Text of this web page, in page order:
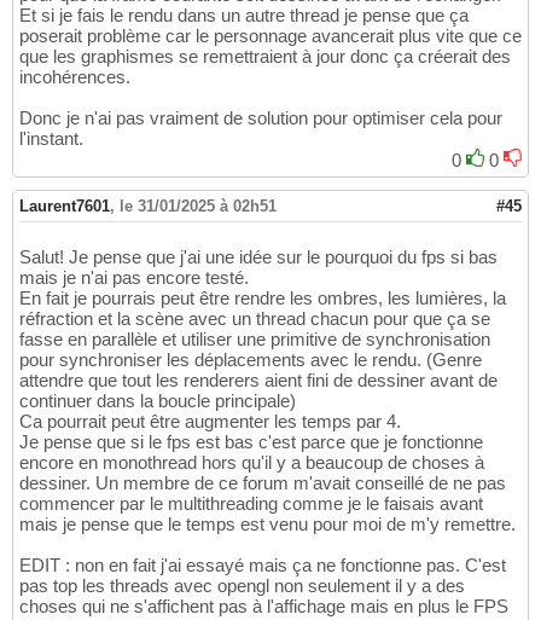
Et si je fais le rendu dans un autre thread je pense que ça
poserait problème car le personnage avancerait plus vite que ce
que les graphismes se remettraient à jour donc ça créerait des
incohérences.
Donc je n'ai pas vraiment de solution pour optimiser cela pour
l'instant.
0
0
Laurent7601, le 31/01/2025 à 02h51 #45
Salut! Je pense que j'ai une idée sur le pourquoi du fps si bas
mais je n'ai pas encore testé.
En fait je pourrais peut être rendre les ombres, les lumières, la
réfraction et la scène avec un thread chacun pour que ça se
fasse en parallèle et utiliser une primitive de synchronisation
pour synchroniser les déplacements avec le rendu. (Genre
attendre que tout les renderers aient fini de dessiner avant de
continuer dans la boucle principale)
Ca pourrait peut être augmenter les temps par 4.
Je pense que si le fps est bas c'est parce que je fonctionne
encore en monothread hors qu'il y a beaucoup de choses à
dessiner. Un membre de ce forum m'avait conseillé de ne pas
commencer par le multithreading comme je le faisais avant
mais je pense que le temps est venu pour moi de m'y remettre.
EDIT : non en fait j'ai essayé mais ça ne fonctionne pas. C'est
pas top les threads avec opengl non seulement il y a des
choses qui ne s'affichent pas à l'affichage mais en plus le FPS